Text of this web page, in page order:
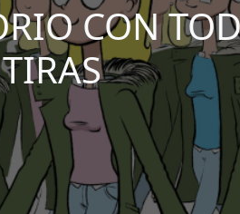
CON
TIRAS